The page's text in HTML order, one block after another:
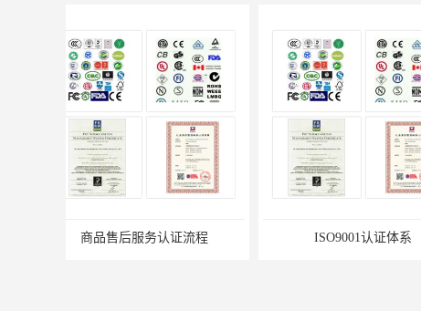
ISO9001认证体系 商品售后服务认